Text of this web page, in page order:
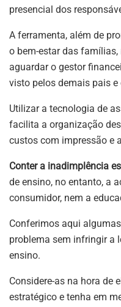
presencial dos
A ferramenta, além de
o bem-estar das
aguardar o gestor
visto pelos demais pais e
Utilizar a tecnologia de
facilita a organização
custos com impressão e
Conter a inadimplência
de ensino, no entanto, a
consumidor, nem a
Conferimos aqui
problema sem infringir a
ensino.
Considere-as na hora de
estratégico e tenha em